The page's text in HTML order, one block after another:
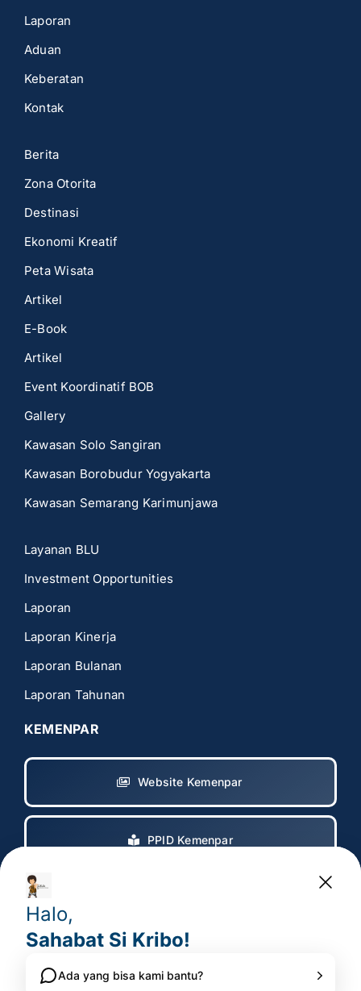
Laporan
Aduan
Keberatan
Kontak
Berita
Zona Otorita
Destinasi
Ekonomi Kreatif
Peta Wisata
Artikel
E-Book
Artikel
Event Koordinatif BOB
Gallery
Kawasan Solo Sangiran
Kawasan Borobudur Yogyakarta
Kawasan Semarang Karimunjawa
Layanan BLU
Investment Opportunities
Laporan
Laporan Kinerja
Laporan Bulanan
Laporan Tahunan
KEMENPAR
Website Kemenpar
PPID Kemenpar
Copyright 2017 – 2025 © All rights reserved. • Badan
Pelaksana Otorita Borobudur